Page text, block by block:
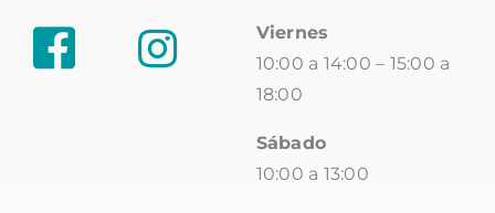
Viernes
10:00 a 14:00 – 15:00 a
18:00
Sábado
10:00 a 13:00